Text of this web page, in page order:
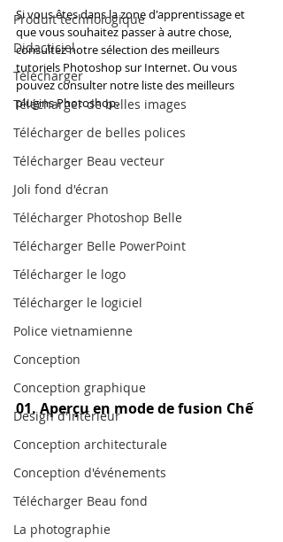
Produit technologique
Didacticiel
Télécharger
Télécharger de belles images
Télécharger de belles polices
Télécharger Beau vecteur
Joli fond d'écran
Télécharger Photoshop Belle
Télécharger Belle PowerPoint
Télécharger le logo
Télécharger le logiciel
Police vietnamienne
Conception
Conception graphique
Design d'intérieur
Conception architecturale
Conception d'événements
Télécharger Beau fond
La photographie
Si vous êtes dans la zone d'apprentissage et
que vous souhaitez passer à autre chose,
consultez notre sélection des meilleurs
tutoriels Photoshop sur Internet. Ou vous
pouvez consulter notre liste des meilleurs
plugins Photoshop.
01. Aperçu en mode de fusion Chế